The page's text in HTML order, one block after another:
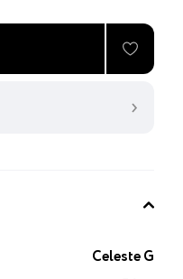
Celeste G